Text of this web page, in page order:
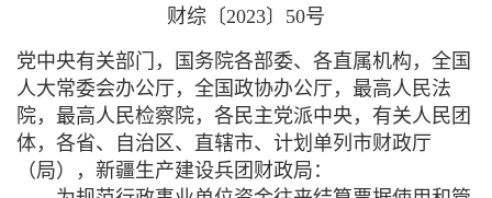
财综〔2023〕 50号
党中央有关部门，国务院各部委、各直属机构，全国
人大常委会办公厅，全国政协办公厅，最高人民法
院，最高人民检察院，各民主党派中央，有关人民团
体，各省、自治区、直辖市、计划单列市财政厅
（局），新疆生产建设兵团财政局：